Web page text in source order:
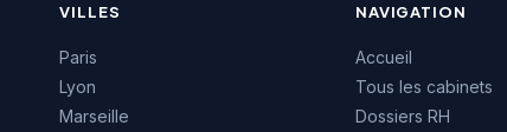
VILLES
Paris
Lyon
Marseille
NAVIGATION
Accueil
Tous les cabinets
Dossiers RH